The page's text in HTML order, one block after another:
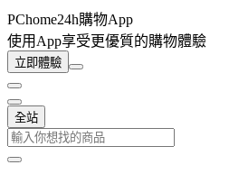
PChome24h購物App
使用App享受更優質的購物體驗
立即體驗
全站